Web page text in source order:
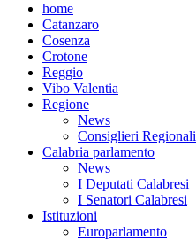
home
Catanzaro
Cosenza
Crotone
Reggio
Vibo Valentia
Regione
News
Consiglieri Regionali
Calabria parlamento
News
I Deputati Calabresi
I Senatori Calabresi
Istituzioni
Europarlamento